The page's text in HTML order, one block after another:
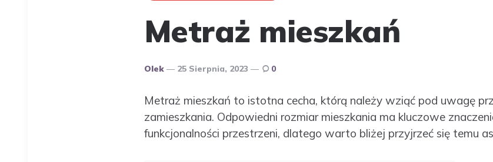
Metraż mieszkań
Opublikowany
Olek 25 Sierpnia, 2023 0
Metraż mieszkań to istotna cecha, którą należy wziąć pod uwagę
zamieszkania. Odpowiedni rozmiar mieszkania ma kluczowe
funkcjonalności przestrzeni, dlatego warto bliżej przyjrzeć się temu